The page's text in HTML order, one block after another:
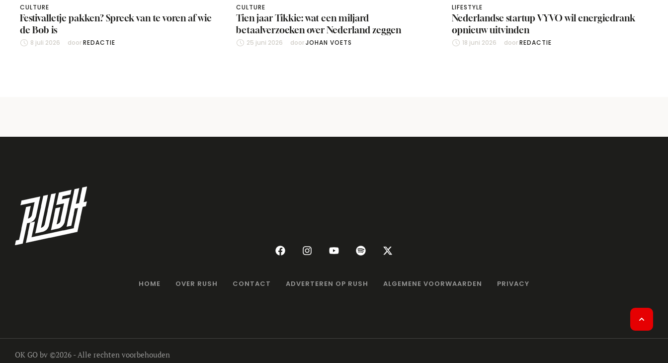
CULTURE
Festivalletje pakken? Spreek van te voren af wie
de Bob is
8 juli 2026 door REDACTIE
CULTURE
Tien jaar Tikkie: wat een miljard
betaalverzoeken over Nederland zeggen
25 juni 2026 door JOHAN VOETS
LIFESTYLE
Nederlandse startup VYVO wil energiedrank
opnieuw uitvinden
18 juni 2026 door REDACTIE
HOME OVER RUSH CONTACT ADVERTEREN OP RUSH ALGEMENE VOORWAARDEN PRIVACY
OK GO bv ©2026 - Alle rechten voorbehouden